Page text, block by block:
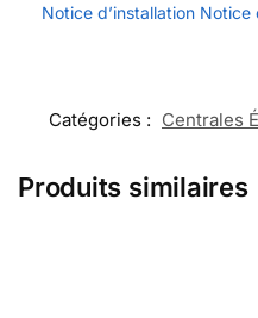
Notice d’installation Notice
Catégories : Centrales
Produits similaires